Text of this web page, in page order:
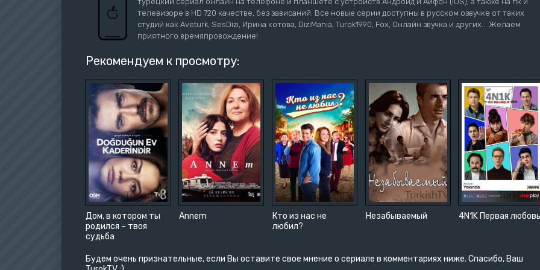
телевизоре в HD 720 качестве, без зависаний. Все новые серии доступны в русском озвучке от таких
студий как Aveturk, SesDizi, Ирина котова, DiziMania, Turok1990, Fox, Онлайн звучка и других... Желаем
приятного времяпровождение!
Рекомендуем к просмотру:
Дом, в котором ты
родился – твоя
судьба
Annem
Кто из нас не
любил?
Незабываемый 4N1K Первая
Будем очень признательные, если Вы оставите свое мнение о сериале в комментариях ниже. Спасибо, Ваш